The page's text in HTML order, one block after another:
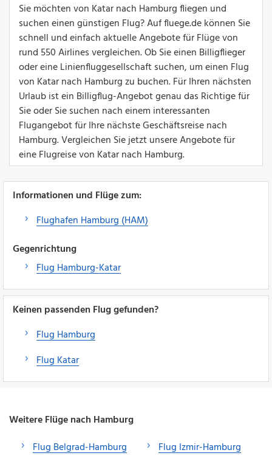
Sie möchten von Katar nach Hamburg fliegen und
suchen einen günstigen Flug? Auf fluege.de können Sie
schnell und einfach aktuelle Angebote für Flüge von
rund 550 Airlines vergleichen. Ob Sie einen Billigflieger
oder eine Linienfluggesellschaft suchen, um einen Flug
von Katar nach Hamburg zu buchen. Für Ihren nächsten
Urlaub ist ein Billigflug-Angebot genau das Richtige für
Sie oder Sie suchen nach einem interessanten
Flugangebot für Ihre nächste Geschäftsreise nach
Hamburg. Vergleichen Sie jetzt unsere Angebote für
eine Flugreise von Katar nach Hamburg.
Informationen und Flüge zum:
Flughafen Hamburg (HAM)
Gegenrichtung
Flug Hamburg-Katar
Keinen passenden Flug gefunden?
Flug Hamburg
Flug Katar
Weitere Flüge nach Hamburg
Flug Belgrad-Hamburg
Flug Izmir-Hamburg